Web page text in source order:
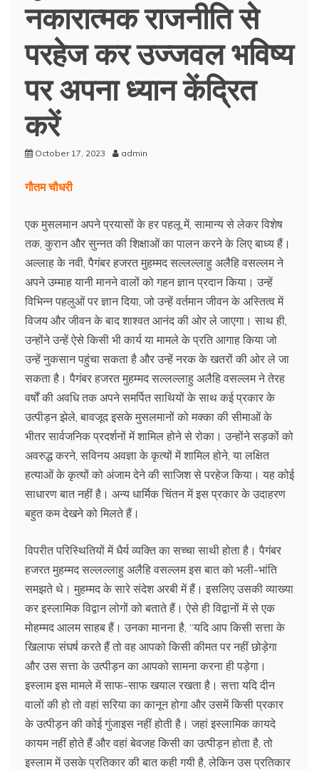
नकारात्मक राजनीति से
परहेज कर उज्जवल भविष्य
पर अपना ध्यान केंद्रित
करें
October 17, 2023 admin
गौतम चौधरी
एक मुसलमान अपने प्रयासों के हर पहलू में, सामान्य से लेकर विशेष
तक, कुरान और सुन्नत की शिक्षाओं का पालन करने के लिए बाध्य हैं।
अल्लाह के नवी, पैगंबर हजरत मुहम्मद सल्लल्लाहु अलैहि वसल्लम ने
अपने उम्माह यानी मानने वालों को गहन ज्ञान प्रदान किया। उन्हें
विभिन्न पहलुओं पर ज्ञान दिया, जो उन्हें वर्तमान जीवन के अस्तित्व में
विजय और जीवन के बाद शाश्वत आनंद की ओर ले जाएगा। साथ ही,
उन्होंने उन्हें ऐसे किसी भी कार्य या मामले के प्रति आगाह किया जो
उन्हें नुकसान पहुंचा सकता है और उन्हें नरक के खतरों की ओर ले जा
सकता है। पैगंबर हजरत मुहम्मद सल्लल्लाहु अलैहि वसल्लम ने तेरह
वर्षों की अवधि तक अपने समर्पित साथियों के साथ कई प्रकार के
उत्पीड़न झेले, बावजूद इसके मुसलमानों को मक्का की सीमाओं के
भीतर सार्वजनिक प्रदर्शनों में शामिल होने से रोका। उन्होंने सड़कों को
अवरुद्ध करने, सविनय अवज्ञा के कृत्यों में शामिल होने, या लक्षित
हत्याओं के कृत्यों को अंजाम देने की साजिश से परहेज किया। यह कोई
साधारण बात नहीं है। अन्य धार्मिक चिंतन में इस प्रकार के उदाहरण
बहुत कम देखने को मिलते हैं।
विपरीत परिस्थितियों में धैर्य व्यक्ति का सच्चा साथी होता है। पैगंबर
हजरत मुहम्मद सल्लल्लाहु अलैहि वसल्लम इस बात को भली-भांति
समझते थे। मुहम्मद के सारे संदेश अरबी में हैं। इसलिए उसकी व्याख्या
कर इस्लामिक विद्वान लोगों को बताते हैं। ऐसे ही विद्वानों में से एक
मोहम्मद आलम साहब हैं। उनका मानना है, ‘‘यदि आप किसी सत्ता के
खिलाफ संघर्ष करते हैं तो वह आपको किसी कीमत पर नहीं छोड़ेगा
और उस सत्ता के उत्पीड़न का आपको सामना करना ही पड़ेगा।
इस्लाम इस मामले में साफ-साफ खयाल रखता है। सत्ता यदि दीन
वालों की हो तो वहां सरिया का कानून होगा और उसमें किसी प्रकार
के उत्पीड़न की कोई गुंजाइस नहीं होती है। जहां इस्लामिक कायदे
कायम नहीं होते हैं और वहां बेवजह किसी का उत्पीड़न होता है, तो
इस्लाम में उसके प्रतिकार की बात कही गयी है, लेकिन उस प्रतिकार